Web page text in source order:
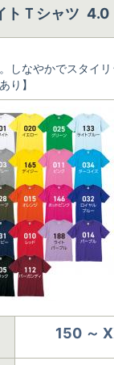
トＴシャツ
しなやかでスタイ
り】
150 ～